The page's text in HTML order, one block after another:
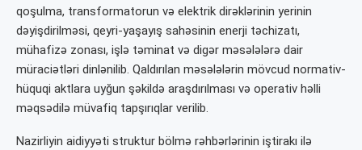
qoşulma, transformatorun və elektrik dirəklərinin yerinin
dəyişdirilməsi, qeyri-yaşayış sahəsinin enerji təchizatı,
mühafizə zonası, işlə təminat və digər məsələlərə dair
müraciətləri dinlənilib. Qaldırılan məsələlərin mövcud normativ-
hüquqi aktlara uyğun şəkildə araşdırılması və operativ həlli
məqsədilə müvafiq tapşırıqlar verilib.
Nazirliyin aidiyyəti struktur bölmə rəhbərlərinin iştirakı ilə